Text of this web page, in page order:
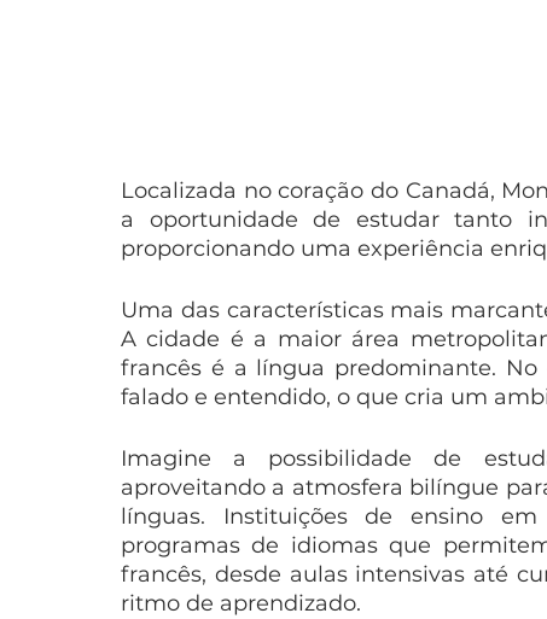
Localizada no coração do Canadá,
a oportunidade de estudar tanto
proporcionando uma experiência
Uma das características mais
A cidade é a maior área
francês é a língua predominante.
falado e entendido, o que cria um
Imagine a possibilidade de
aproveitando a atmosfera bilíngue
línguas. Instituições de ensino
programas de idiomas que
francês, desde aulas intensivas até
ritmo de aprendizado.